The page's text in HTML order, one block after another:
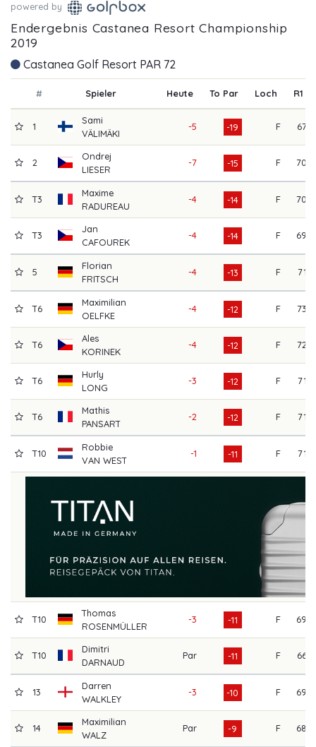
powered by
Endergebnis Castanea Resort Championship
2019
Castanea Golf Resort PAR 72
# Spieler Heute To Par Loch R1
1
Sami
VÄLIMÄKI
-5 -19 F 67
2
Ondrej
LIESER
-7 -15 F 70
T3
Maxime
RADUREAU
-4 -14 F 70
T3
Jan
CAFOUREK
-4 -14 F 69
5
Florian
FRITSCH
-4 -13 F 71
T6
Maximilian
OELFKE
-4 -12 F 73
T6
Ales
KORINEK
-4 -12 F 72
T6
Hurly
LONG
-3 -12 F 71
T6
Mathis
PANSART
-2 -12 F 71
T10
Robbie
VAN WEST
-1 -11 F 71
T10
Thomas
ROSENMÜLLER
-3 -11 F 69
T10
Dimitri
DARNAUD
Par -11 F 66
13
Darren
WALKLEY
-3 -10 F 69
14
Maximilian
WALZ
Par -9 F 68